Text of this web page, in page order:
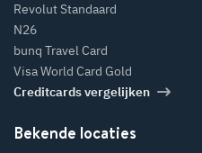
Revolut Standaard
N26
bunq Travel Card
Visa World Card Gold
Creditcards vergelijken
Bekende locaties